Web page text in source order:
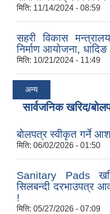
मिति: 11/14/2024 - 08:59
सहरी विकास
निर्माण आयोजना,
मिति: 10/21/2024 - 11:49
अन्य
सार्वजनिक खरिद/
बोलपत्र स्वीकृत गर्ने
मिति: 06/02/2026 - 01:50
Sanitary Pads
सिलबन्दी दरभाउपत्र
!
मिति: 05/27/2026 - 07:09